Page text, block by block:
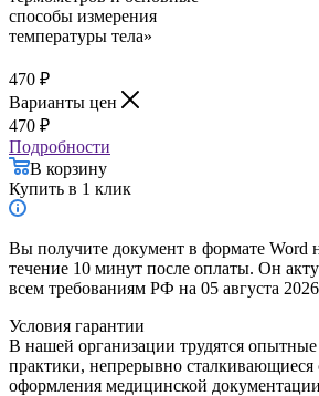
470 ₽
Варианты цен
470 ₽
Подробности
В корзину
Купить в 1 клик
Вы получите документ в формате Word
течение 10 минут после оплаты. Он
всем требованиям РФ на 05 августа 2026
Условия гарантии
В нашей организации трудятся
практики, непрерывно сталкивающиеся
оформления медицинской